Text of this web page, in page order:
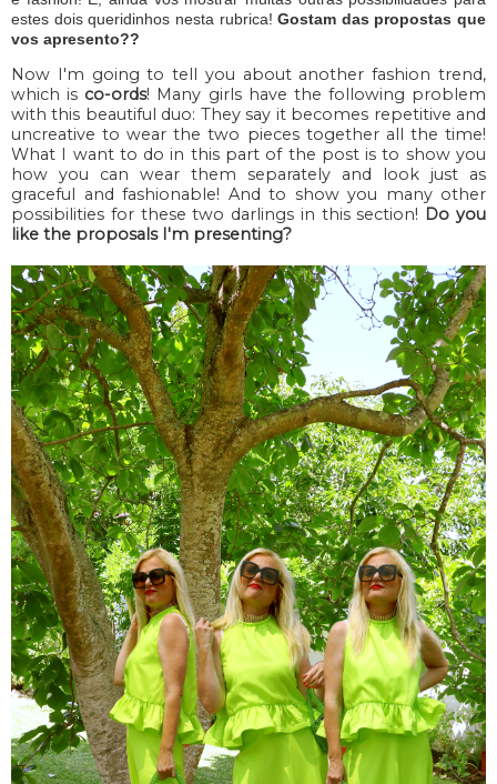
estes dois queridinhos nesta rubrica!Gostam das propostas que
vos apresento??
Now I'm going to tell you about another fashion trend,
which is co-ords! Many girls have the following problem
with this beautiful duo: They say it becomes repetitive and
uncreative to wear the two pieces together all the time!
What I want to do in this part of the post is to show you
how you can wear them separately and look just as
graceful and fashionable! And to show you many other
possibilities for these two darlings in this section! Do you
like the proposals I'm presenting?